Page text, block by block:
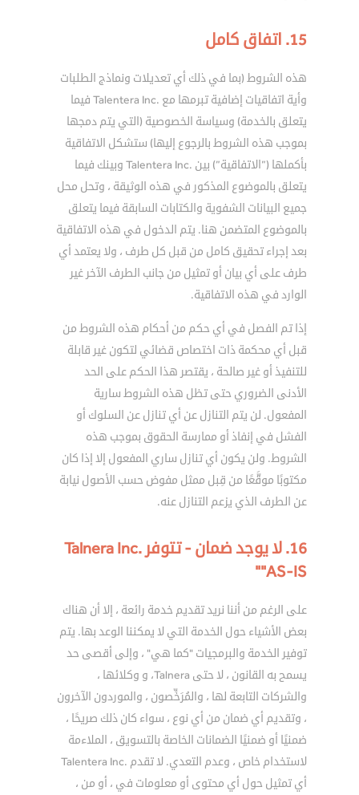
15. اتفاق كامل
هذه الشروط (بما في ذلك أي تعديلات ونماذج الطلبات
وأية اتفاقيات إضافية تبرمها مع .Talentera Inc فيما
يتعلق بالخدمة) وسياسة الخصوصية (التي يتم دمجها
بموجب هذه الشروط بالرجوع إليها) ستشكل الاتفاقية
بأكملها (”الاتفاقية”) بين .Talentera Inc وبينك فيما
يتعلق بالموضوع المذكور في هذه الوثيقة ، وتحل محل
جميع البيانات الشفوية والكتابات السابقة فيما يتعلق
بالموضوع المتضمن هنا. يتم الدخول في هذه الاتفاقية
بعد إجراء تحقيق كامل من قبل كل طرف ، ولا يعتمد أي
طرف على أي بيان أو تمثيل من جانب الطرف الآخر غير
الوارد في هذه الاتفاقية.
إذا تم الفصل في أي حكم من أحكام هذه الشروط من
قبل أي محكمة ذات اختصاص قضائي لتكون غير قابلة
للتنفيذ أو غير صالحة ، يقتصر هذا الحكم على الحد
الأدنى الضروري حتى تظل هذه الشروط سارية
المفعول. لن يتم التنازل عن أي تنازل عن السلوك أو
الفشل في إنفاذ أو ممارسة الحقوق بموجب هذه
الشروط. ولن يكون أي تنازل ساري المفعول إلا إذا كان
مكتوبًا موقَّعًا من قِبل ممثل مفوض حسب الأصول نيابة
عن الطرف الذي يزعم التنازل عنه.
16. لا يوجد ضمان - تتوفر Talnera Inc.
"AS-IS"
على الرغم من أننا نريد تقديم خدمة رائعة ، إلا أن هناك
بعض الأشياء حول الخدمة التي لا يمكننا الوعد بها. يتم
توفير الخدمة والبرمجيات "كما هي" ، وإلى أقصى حد
يسمح به القانون ، لا حتى Talnera، و وكلائها ،
والشركات التابعة لها ، والمُرَخِّصون ، والموردون الآخرون
، وتقديم أي ضمان من أي نوع ، سواء كان ذلك صريحًا ،
ضمنيًا أو ضمنيًا الضمانات الخاصة بالتسويق ، الملاءمة
لاستخدام خاص ، وعدم التعدي. لا تقدم .Talentera Inc
أي تمثيل حول أي محتوى أو معلومات في ، أو من ،